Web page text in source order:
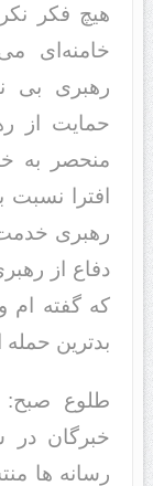
هیچ فکر
خامنه‌ای
رهبری بی
حمایت از
منحصر به
افترا نسبت
رهبری خد‌‌مت
د‌‌فاع از
که گفته ام
بد‌‌ترین
طلوع صبح:
خبرگان د‌‌ر
رسانه ها